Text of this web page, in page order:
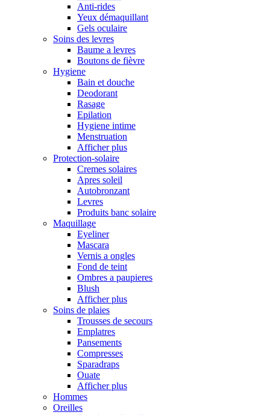
Anti-rides
Yeux démaquillant
Gels oculaire
Soins des levres
Baume a levres
Boutons de fièvre
Hygiene
Bain et douche
Deodorant
Rasage
Epilation
Hygiene intime
Menstruation
Afficher plus
Protection-solaire
Cremes solaires
Apres soleil
Autobronzant
Levres
Produits banc solaire
Maquillage
Eyeliner
Mascara
Vernis a ongles
Fond de teint
Ombres a paupieres
Blush
Afficher plus
Soins de plaies
Trousses de secours
Emplatres
Pansements
Compresses
Sparadraps
Ouate
Afficher plus
Hommes
Oreilles